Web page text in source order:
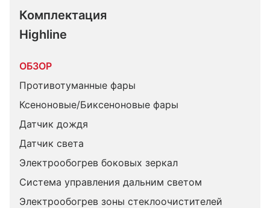
Комплектация
Highline
ОБЗОР
Противотуманные фары
Ксеноновые/Биксеноновые фары
Датчик дождя
Датчик света
Электрообогрев боковых зеркал
Система управления дальним светом
Электрообогрев зоны стеклоочистителей